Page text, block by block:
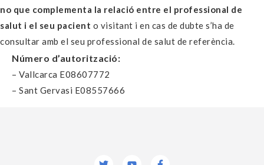
no que complementa la relació entre el professional de
salut i el seu pacient o visitant i en cas de dubte s’ha de
consultar amb el seu professional de salut de referència.
Número d’autorització:
– Vallcarca E08607772
– Sant Gervasi E08557666